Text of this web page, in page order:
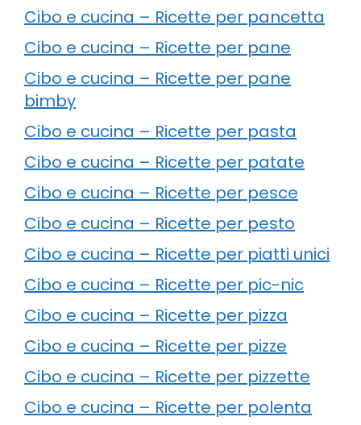
Cibo e cucina – Ricette per pancetta
Cibo e cucina – Ricette per pane
Cibo e cucina – Ricette per pane
bimby
Cibo e cucina – Ricette per pasta
Cibo e cucina – Ricette per patate
Cibo e cucina – Ricette per pesce
Cibo e cucina – Ricette per pesto
Cibo e cucina – Ricette per piatti unici
Cibo e cucina – Ricette per pic-nic
Cibo e cucina – Ricette per pizza
Cibo e cucina – Ricette per pizze
Cibo e cucina – Ricette per pizzette
Cibo e cucina – Ricette per polenta